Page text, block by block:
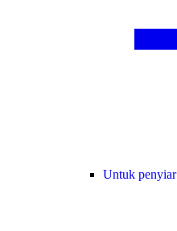
Untuk penyiar